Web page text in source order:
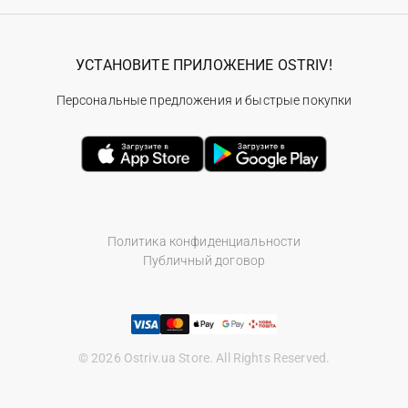
Политика конфиденциальности
Публичный договор
© 2026 Ostriv.ua Store. All Rights Reserved.
УСТАНОВИТЕ ПРИЛОЖЕНИЕ OSTRIV!
Персональные предложения и быстрые покупки